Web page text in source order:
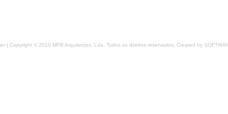
| Copyright © 2010 MPB Arquitectos, Lda. Todos os direitos reservados. Created by